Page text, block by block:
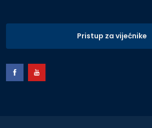
Pristup za vijećnike